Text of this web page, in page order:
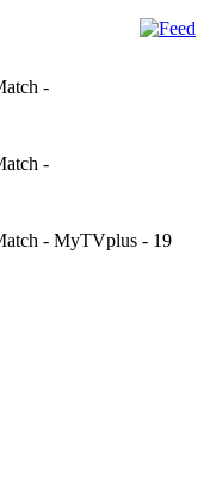
-
-
- MyTVplus - 19